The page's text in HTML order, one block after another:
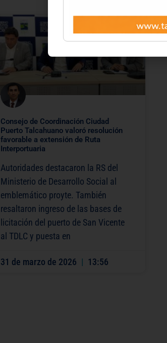
Consejo de Coordinación Ciudad
Puerto Talcahuano valoró resolución
favorable a extensión de Ruta
Interportuaria
Autoridades destacaron la RS del
Ministerio de Desarrollo Social al
emblemático proyte. También
resaltaron ingreso de las bases de
licitación del puerto de San Vicente
al TDLC y puesta en
31 de marzo de 2026 13:56